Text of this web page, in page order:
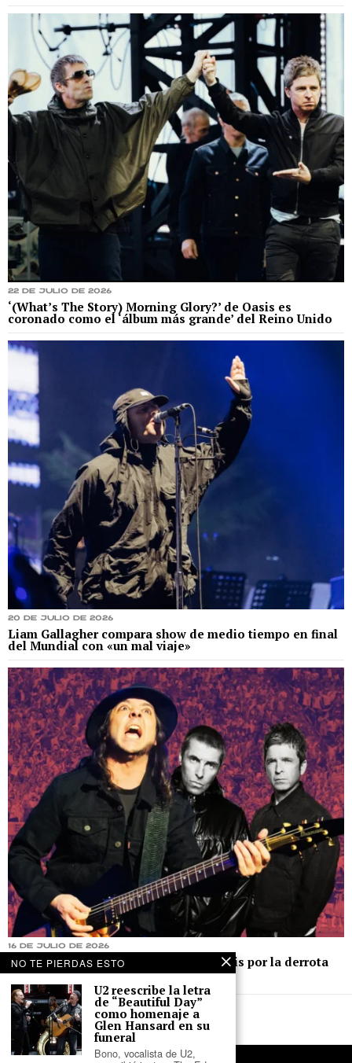
22 de julio de 2026
‘(What’s The Story) Morning Glory?’ de Oasis es
coronado como el ‘álbum más grande’ del Reino Unido
20 de julio de 2026
Liam Gallagher compara show de medio tiempo en final
del Mundial con «un mal viaje»
16 de julio de 2026
Daron Malakian de SOAD ‘culpa’ a Oasis por la derrota
de Inglaterra en el Mundial
NO TE PIERDAS ESTO
U2 reescribe la letra
de “Beautiful Day”
como homenaje a
Glen Hansard en su
funeral
Bono, vocalista de U2,